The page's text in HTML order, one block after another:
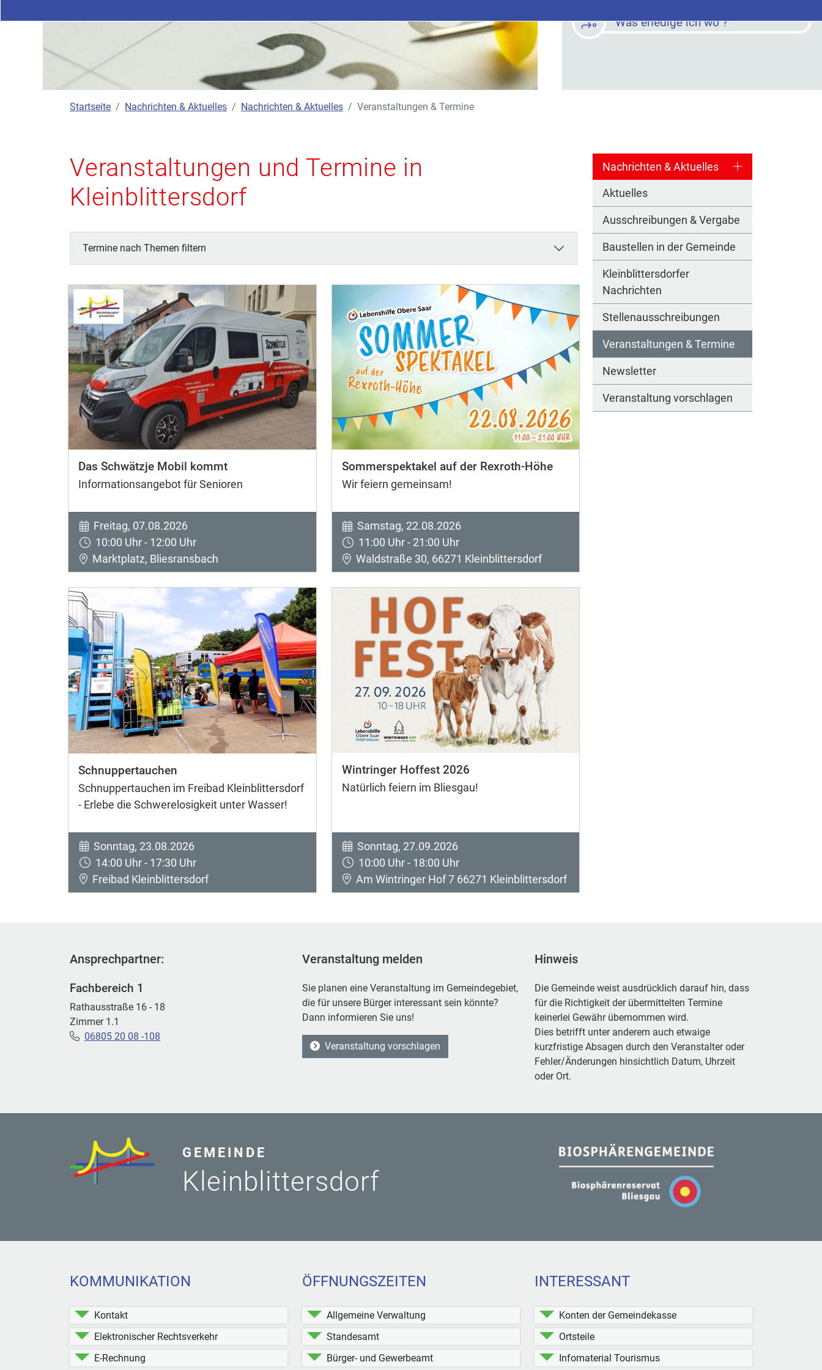
Was erledige ich wo ?
Startseite Nachrichten & Aktuelles Nachrichten & Aktuelles Veranstaltungen & Termine
Nachrichten & Aktuelles
Aktuelles
Ausschreibungen & Vergabe
Baustellen in der Gemeinde
Kleinblittersdorfer
Nachrichten
Stellenausschreibungen
Veranstaltungen & Termine
Newsletter
Veranstaltung vorschlagen
Veranstaltungen und Termine in
Kleinblittersdorf
Termine nach Themen filtern
Das Schwätzje Mobil kommt
Informationsangebot für Senioren
Freitag, 07.08.2026
10:00 Uhr - 12:00 Uhr
Marktplatz, Bliesransbach
Sommerspektakel auf der Rexroth-Höhe
Wir feiern gemeinsam!
Samstag, 22.08.2026
11:00 Uhr - 21:00 Uhr
Waldstraße 30, 66271 Kleinblittersdorf
Schnuppertauchen
Schnuppertauchen im Freibad Kleinblittersdorf
- Erlebe die Schwerelosigkeit unter Wasser!
Sonntag, 23.08.2026
14:00 Uhr - 17:30 Uhr
Freibad Kleinblittersdorf
Wintringer Hoffest 2026
Natürlich feiern im Bliesgau!
Sonntag, 27.09.2026
10:00 Uhr - 18:00 Uhr
Am Wintringer Hof 7 66271 Kleinblittersdorf
Ansprechpartner:
Fachbereich 1
Rathausstraße 16 - 18
Zimmer 1.1
06805 20 08 -108
Veranstaltung melden
Sie planen eine Veranstaltung im Gemeindegebiet,
die für unsere Bürger interessant sein könnte?
Dann informieren Sie uns!
Veranstaltung vorschlagen
Hinweis
Die Gemeinde weist ausdrücklich darauf hin, dass
für die Richtigkeit der übermittelten Termine
keinerlei Gewähr übernommen wird.
Dies betrifft unter anderem auch etwaige
kurzfristige Absagen durch den Veranstalter oder
Fehler/Änderungen hinsichtlich Datum, Uhrzeit
oder Ort.
GEMEINDE
Kleinblittersdorf
KOMMUNIKATION
Kontakt
Elektronischer Rechtsverkehr
E-Rechnung
ÖFFNUNGSZEITEN
Allgemeine Verwaltung
Standesamt
Bürger- und Gewerbeamt
INTERESSANT
Konten der Gemeindekasse
Ortsteile
Infomaterial Tourismus